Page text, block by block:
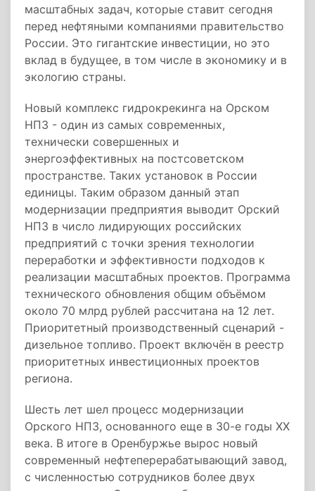
масштабных задач, которые ставит сегодня
перед нефтяными компаниями правительство
России. Это гигантские инвестиции, но это
вклад в будущее, в том числе в экономику и в
экологию страны.
Новый комплекс гидрокрекинга на Орском
НПЗ - один из самых современных,
технически совершенных и
энергоэффективных на постсоветском
пространстве. Таких установок в России
единицы. Таким образом данный этап
модернизации предприятия выводит Орский
НПЗ в число лидирующих российских
предприятий с точки зрения технологии
переработки и эффективности подходов к
реализации масштабных проектов. Программа
технического обновления общим объёмом
около 70 млрд рублей рассчитана на 12 лет.
Приоритетный производственный сценарий -
дизельное топливо. Проект включён в реестр
приоритетных инвестиционных проектов
региона.
Шесть лет шел процесс модернизации
Орского НПЗ, основанного еще в 30-е годы XX
века. В итоге в Оренбуржье вырос новый
современный нефтеперерабатывающий завод,
с численностью сотрудников более двух